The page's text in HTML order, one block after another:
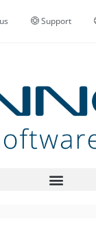
Support